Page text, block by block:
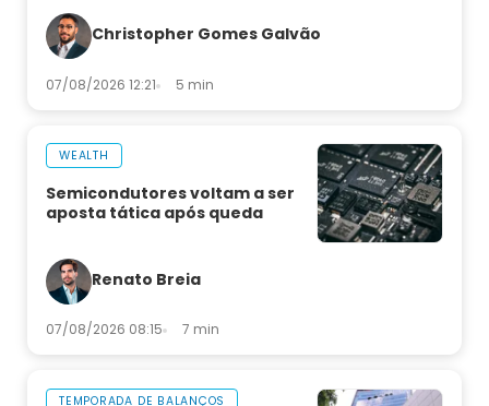
Christopher Gomes Galvão
07/08/2026 12:21 5 min
WEALTH
Semicondutores voltam a ser
aposta tática após queda
Renato Breia
07/08/2026 08:15 7 min
TEMPORADA DE BALANÇOS